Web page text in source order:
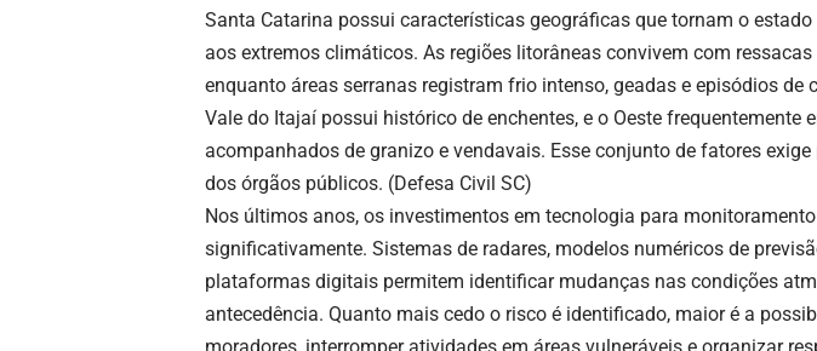
Santa Catarina possui características geográficas que tornam o
aos extremos climáticos. As regiões litorâneas convivem com
enquanto áreas serranas registram frio intenso, geadas e episódios de
Vale do Itajaí possui histórico de enchentes, e o Oeste frequentemente
acompanhados de granizo e vendavais. Esse conjunto de fatores
dos órgãos públicos. (Defesa Civil SC)
Nos últimos anos, os investimentos em tecnologia para
significativamente. Sistemas de radares, modelos numéricos de
plataformas digitais permitem identificar mudanças nas condições
antecedência. Quanto mais cedo o risco é identificado, maior é a